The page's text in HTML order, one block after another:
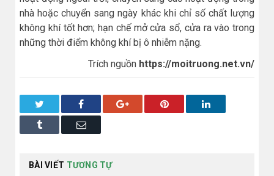
nhà hoặc chuyển sang ngày khác khi chỉ số chất lượng
không khí tốt hơn; hạn chế mở cửa sổ, cửa ra vào trong
những thời điểm không khí bị ô nhiễm nặng.
Trích nguồn https://moitruong.net.vn/
Facebook Google+ Pinterest LinkedIn
Tumblr Email
BÀI VIẾT TƯƠNG TỰ